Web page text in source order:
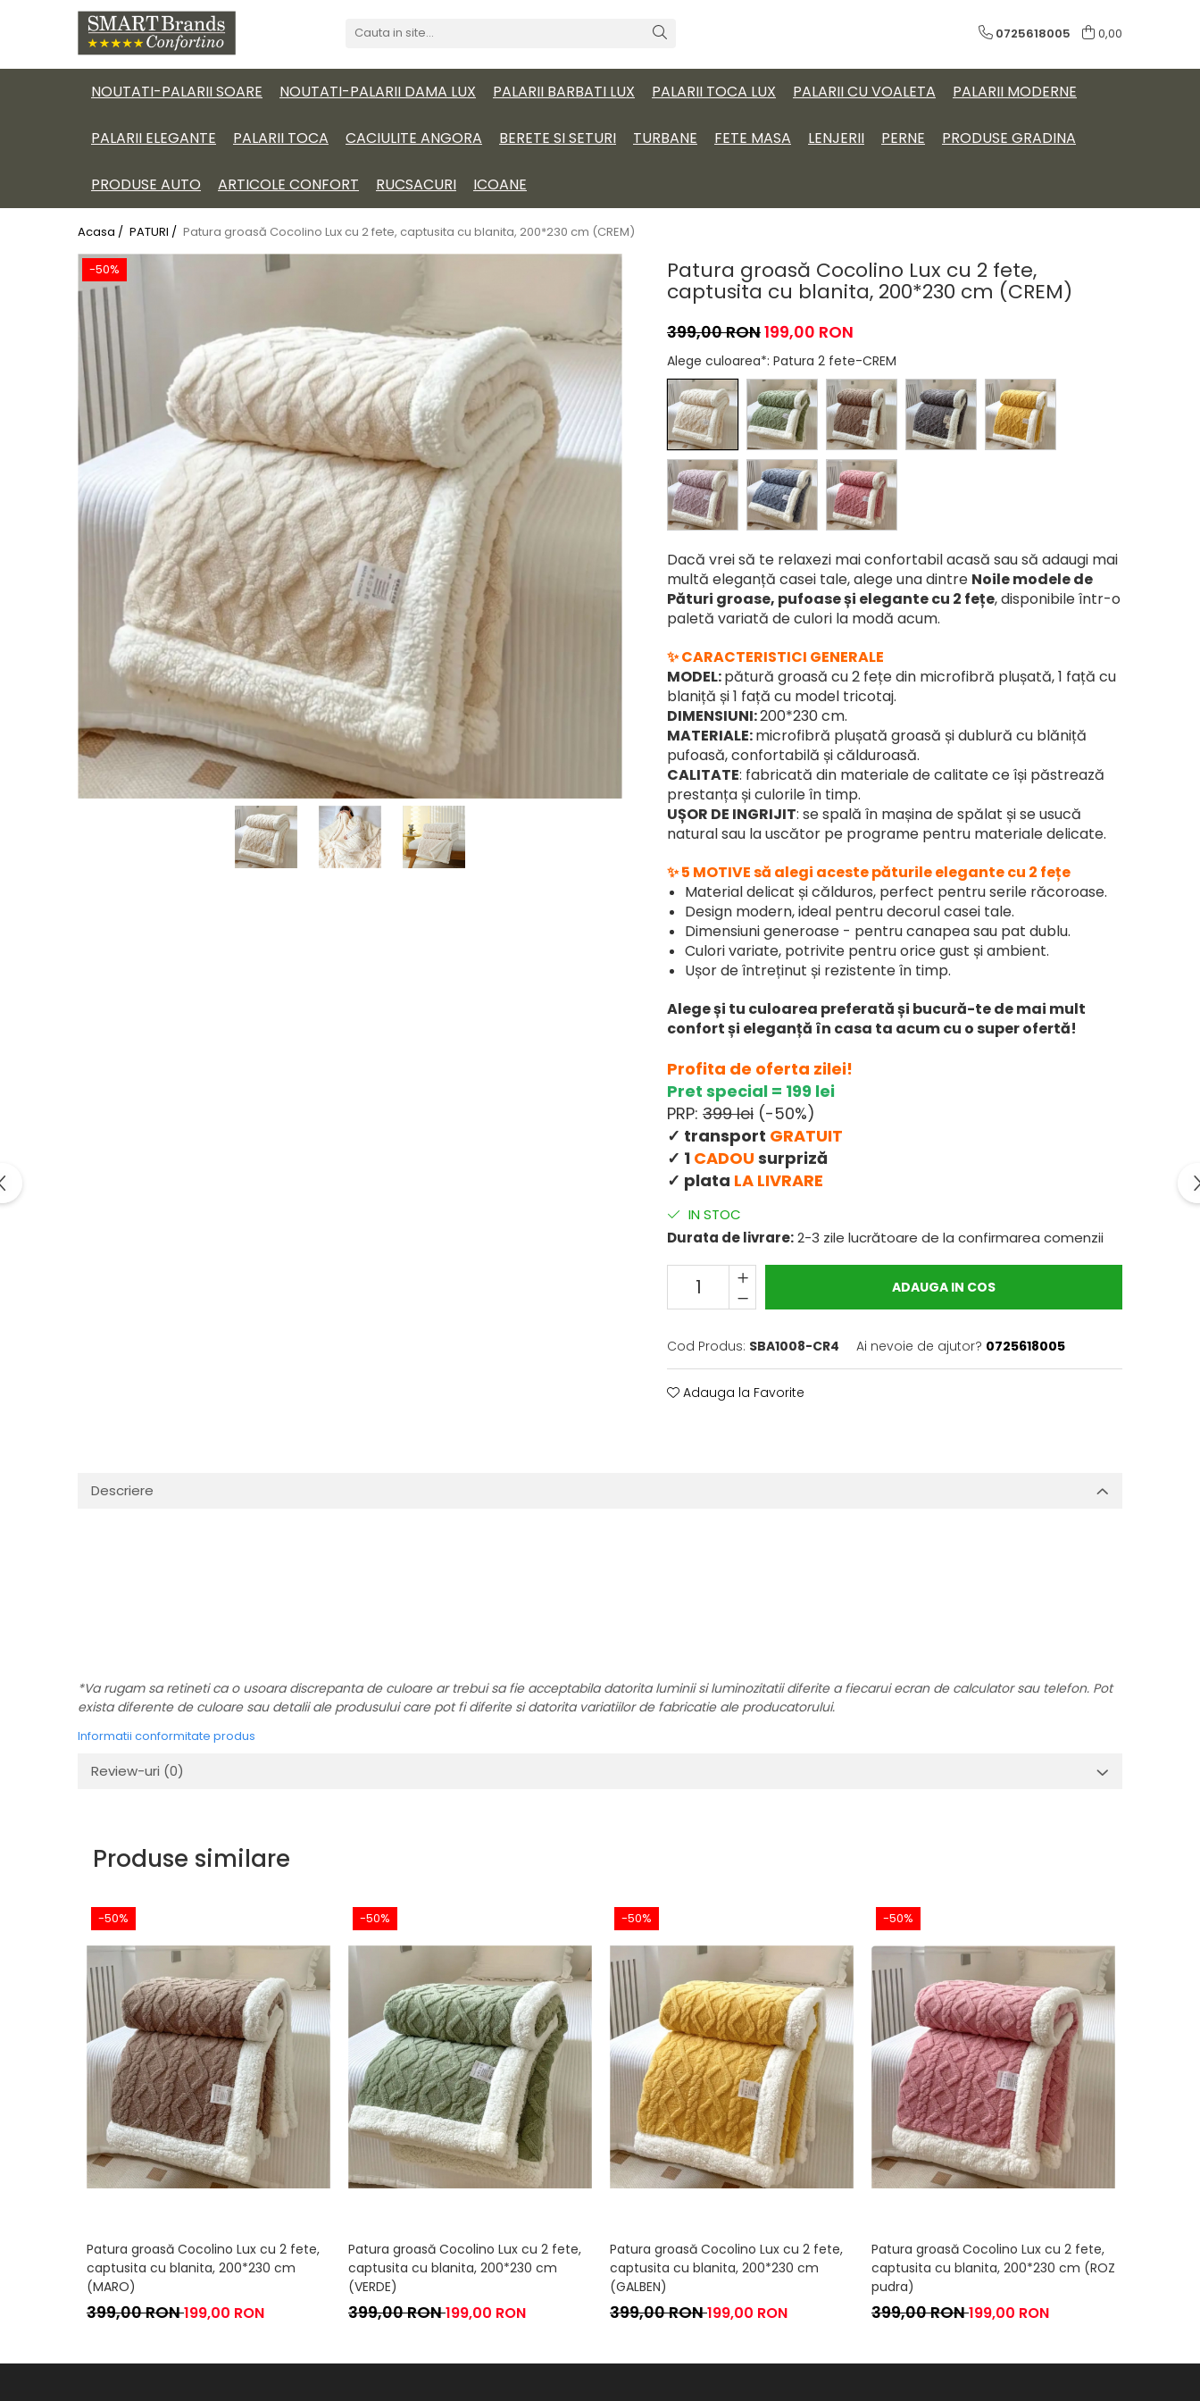
0725618005 0,00
NOUTATI-PALARII SOARE NOUTATI-PALARII DAMA LUX PALARII BARBATI LUX PALARII TOCA LUX PALARII CU VOALETA PALARII MODERNE
PALARII ELEGANTE PALARII TOCA CACIULITE ANGORA BERETE SI SETURI TURBANE FETE MASA LENJERII PERNE PRODUSE GRADINA
PRODUSE AUTO ARTICOLE CONFORT RUCSACURI ICOANE
Acasa / PATURI / Patura groasă Cocolino Lux cu 2 fete, captusita cu blanita, 200*230 cm (CREM)
Patura groasă Cocolino Lux cu 2 fete,
captusita cu blanita, 200*230 cm (CREM)
-50%
399,00 RON199,00 RON
Alege culoarea*: Patura 2 fete-CREM
Dacă vrei să te relaxezi mai confortabil acasă sau să adaugi mai
multă eleganță casei tale, alege una dintre Noile modele de
Pături groase, pufoase și elegante cu 2 fețe, disponibile într-o
paletă variată de culori la modă acum.
✨ CARACTERISTICI GENERALE
MODEL:pătură groasă cu 2 fețe din microfibră plușată, 1 față cu
blaniță și 1 față cu model tricotaj.
DIMENSIUNI:200*230 cm.
MATERIALE:microfibră plușată groasă și dublură cu blăniță
pufoasă, confortabilă și călduroasă.
CALITATE: fabricată din materiale de calitate ce își păstrează
prestanța și culorile în timp.
UȘOR DE INGRIJIT: se spală în mașina de spălat și se usucă
natural sau la uscător pe programe pentru materiale delicate.
✨ 5 MOTIVE să alegi aceste păturile elegante cu 2 fețe
Material delicat și călduros, perfect pentru serile răcoroase.
Design modern, ideal pentru decorul casei tale.
Dimensiuni generoase - pentru canapea sau pat dublu.
Culori variate, potrivite pentru orice gust și ambient.
Ușor de întreținut și rezistente în timp.
Alege și tu culoarea preferată și bucură-te de mai mult
confort și eleganță în casa ta acum cu o super ofertă!
Profita de oferta zilei!
Pret special = 199 lei
PRP: 399 lei (-50%)
✓ transport GRATUIT
✓ 1 CADOU surpriză
✓ plata LA LIVRARE
IN STOC
Durata de livrare:2-3 zile lucrătoare de la confirmarea comenzii
ADAUGA IN COS
Cod Produs: SBA1008-CR4 Ai nevoie de ajutor? 0725618005
Adauga la Favorite
Descriere
*Va rugam sa retineti ca o usoara discrepanta de culoare ar trebui sa fie acceptabila datorita luminii si luminozitatii diferite a fiecarui ecran de calculator sau telefon. Pot
exista diferente de culoare sau detalii ale produsului care pot fi diferite si datorita variatiilor de fabricatie ale producatorului.
Informatii conformitate produs
Review-uri (0)
Produse similare
-50%
Patura groasă Cocolino Lux cu 2 fete,
captusita cu blanita, 200*230 cm
(MARO)
399,00 RON199,00 RON
-50%
Patura groasă Cocolino Lux cu 2 fete,
captusita cu blanita, 200*230 cm
(VERDE)
399,00 RON199,00 RON
-50%
Patura groasă Cocolino Lux cu 2 fete,
captusita cu blanita, 200*230 cm
(GALBEN)
399,00 RON199,00 RON
-50%
Patura groasă Cocolino Lux cu 2 fete,
captusita cu blanita, 200*230 cm (ROZ
pudra)
399,00 RON199,00 RON